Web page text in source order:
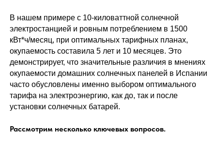
В нашем примере с 10-киловаттной солнечной
электростанцией и ровным потреблением в 1500
кВт*ч/месяц, при оптимальных тарифных планах,
окупаемость составила 5 лет и 10 месяцев. Это
демонстрирует, что значительные различия в мнениях
окупаемости домашних солнечных панелей в Испании
часто обусловлены именно выбором оптимального
тарифа на электроэнергию, как до, так и после
установки солнечных батарей.
Рассмотрим несколько ключевых вопросов.